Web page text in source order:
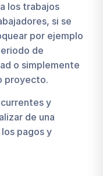
los trabajos
si se
por ejemplo
de
o simplemente
proyecto.
y
de una
pagos y